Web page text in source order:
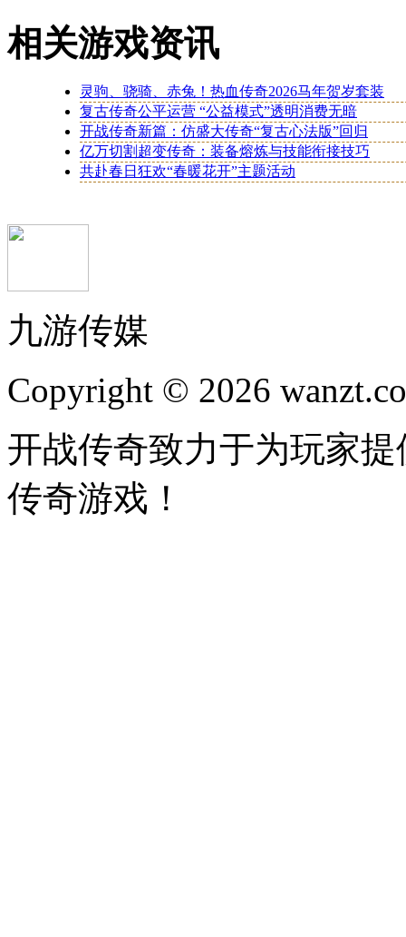
相关游戏资讯
灵驹、骁骑、赤兔！热血传奇2026马年贺岁套装
复古传奇公平运营 “公益模式”透明消费无暗
开战传奇新篇：仿盛大传奇“复古心法版”回归
亿万切割超变传奇：装备熔炼与技能衔接技巧
共赴春日狂欢“春暖花开”主题活动
九游传媒
Copyright © 2026
开战传奇致力于为玩家
传奇游戏！